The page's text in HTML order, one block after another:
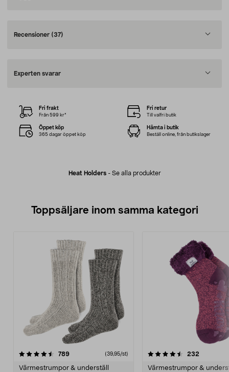
Recensioner (37)
Experten svarar
Heat Holders- Se alla produkter
Fri frakt
Från 599 kr*
Fri retur
Till valfri butik
Öppet köp
365 dagar öppet köp
Hämta i butik
Beställ online, från butikslager
Toppsäljare inom samma kategori
789recensioner (39,95/st)
Värmestrumpor & underställ
4.5 av 5 stjärnor 232
Värmestrumpor &
4.5 av 5 stjärnor